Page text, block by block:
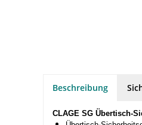
Beschreibung
CLAGE SG Übertisch-